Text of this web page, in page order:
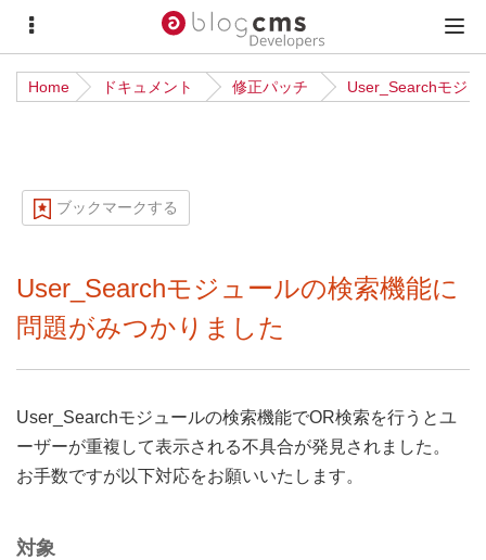
サ
イ
ド
ュ
メ
イ
ン
Home ドキュメント 修正パッチ User_Searchモジ
ブックマークする
User_Searchモジュールの検索機能に
問題がみつかりました
User_Searchモジュールの検索機能でOR検索を行うとユ
ーザーが重複して表示される不具合が発見されました。
お手数ですが以下対応をお願いいたします。
対象